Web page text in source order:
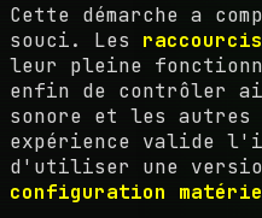
Cette démarche a
souci. Les
leur pleine
enfin de contrôler
sonore et les autres
expérience valide
d'utiliser une
configuration